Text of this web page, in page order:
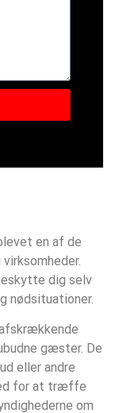
en af de
dig selv
nødsituationer.
gæster. De
eller andre
for at træffe
om